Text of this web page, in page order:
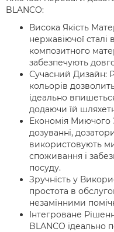
BLANCO:
Висока Якість
нержавіючої сталі
композитного
забезпечують
Сучасний Дизайн:
кольорів
ідеально
додаючи їй
Економія Миючого
дозуванні,
використовують
споживання і
посуду.
Зручність у
простота в
незамінними
Інтегроване
BLANCO ідеально